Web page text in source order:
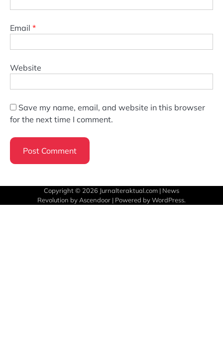
Email *
Website
Save my name, email, and website in this browser
for the next time I comment.
Copyright © 2026 Jurnalteraktual.com | News
Revolution byAscendoor | Powered byWordPress.